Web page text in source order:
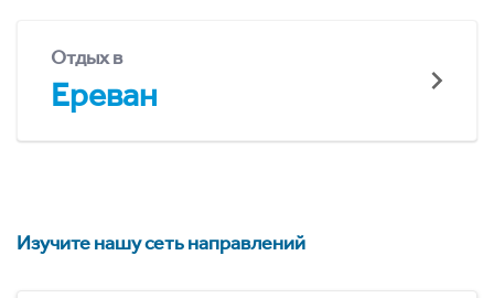
Отдых в
Ереван
Изучите нашу сеть направлений